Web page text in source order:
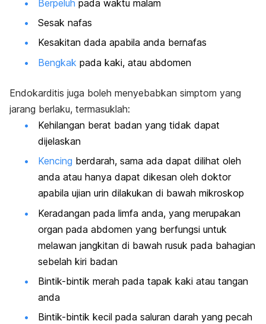
Berpeluh pada waktu malam
Sesak nafas
Kesakitan dada apabila anda bernafas
Bengkak pada kaki, atau abdomen
Endokarditis juga boleh menyebabkan simptom yang
jarang berlaku, termasuklah:
Kehilangan berat badan yang tidak dapat
dijelaskan
Kencing berdarah, sama ada dapat dilihat oleh
anda atau hanya dapat dikesan oleh doktor
apabila ujian urin dilakukan di bawah mikroskop
Keradangan pada limfa anda, yang merupakan
organ pada abdomen yang berfungsi untuk
melawan jangkitan di bawah rusuk pada bahagian
sebelah kiri badan
Bintik-bintik merah pada tapak kaki atau tangan
anda
Bintik-bintik kecil pada saluran darah yang pecah